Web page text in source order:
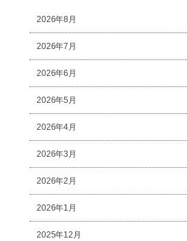
2026年8月
2026年7月
2026年6月
2026年5月
2026年4月
2026年3月
2026年2月
2026年1月
2025年12月